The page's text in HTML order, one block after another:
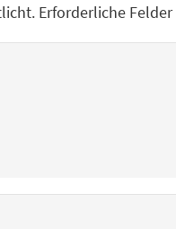
Erforderliche